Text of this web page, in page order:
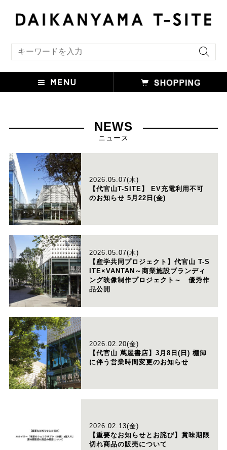
NEWS
ニュース
2026.05.07(木)
【代官山T-SITE】 EV充電利用不可
のお知らせ 5月22日(金)
2026.05.07(木)
【産学共同プロジェクト】代官山 T-S
ITE×VANTAN～商業施設ブランディ
ング映像制作プロジェクト～ 優秀作
品公開
2026.02.20(金)
【代官山 蔦屋書店】3月8日(日) 棚卸
に伴う営業時間変更のお知らせ
2026.02.13(金)
【重要なお知らせとお詫び】賞味期限
切れ商品の販売について